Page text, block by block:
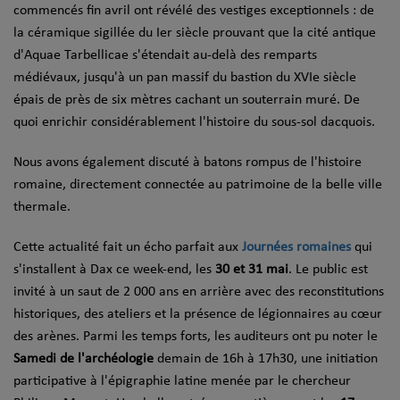
commencés fin avril ont révélé des vestiges exceptionnels : de
la céramique sigillée du Ier siècle prouvant que la cité antique
d'Aquae Tarbellicae s'étendait au-delà des remparts
médiévaux, jusqu'à un pan massif du bastion du XVIe siècle
épais de près de six mètres cachant un souterrain muré. De
quoi enrichir considérablement l'histoire du sous-sol dacquois.
Nous avons également discuté à batons rompus de l'histoire
romaine, directement connectée au patrimoine de la belle ville
thermale.
Cette actualité fait un écho parfait aux Journées romaines qui
s'installent à Dax ce week-end, les 30 et 31 mai. Le public est
invité à un saut de 2 000 ans en arrière avec des reconstitutions
historiques, des ateliers et la présence de légionnaires au cœur
des arènes. Parmi les temps forts, les auditeurs ont pu noter le
Samedi de l'archéologie demain de 16h à 17h30, une initiation
participative à l'épigraphie latine menée par le chercheur